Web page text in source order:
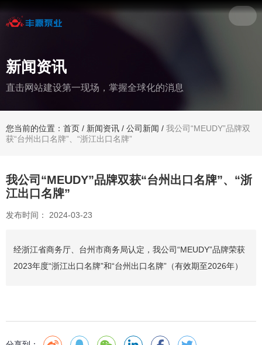
新闻资讯
直击网站建设第一现场，掌握全球化的消息
您当前的位置：首页 / 新闻资讯 / 公司新闻 / 我公司“MEUDY”品牌双
获“台州出口名牌”、“浙江出口名牌”
我公司“MEUDY”品牌双获“台州出口名牌”、“浙
江出口名牌”
发布时间： 2024-03-23
经浙江省商务厅、台州市商务局认定，我公司“MEUDY”品牌荣获
2023年度“浙江出口名牌”和“台州出口名牌”（有效期至2026年）